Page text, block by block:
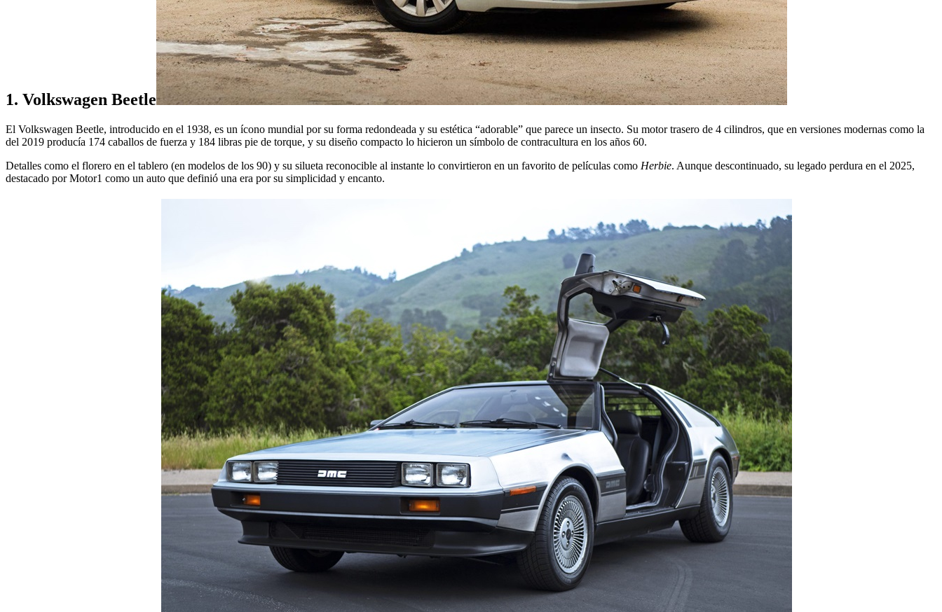
1. Volkswagen Beetle
El Volkswagen Beetle, introducido en el 1938, es un ícono mundial por su forma redondeada y su estética “adorable” que parece un insecto. Su motor trasero de 4 cilindros, que en versiones modernas como la
del 2019 producía 174 caballos de fuerza y 184 libras pie de torque, y su diseño compacto lo hicieron un símbolo de contracultura en los años 60.
Detalles como el florero en el tablero (en modelos de los 90) y su silueta reconocible al instante lo convirtieron en un favorito de películas como Herbie. Aunque descontinuado, su legado perdura en el 2025,
destacado por Motor1 como un auto que definió una era por su simplicidad y encanto.